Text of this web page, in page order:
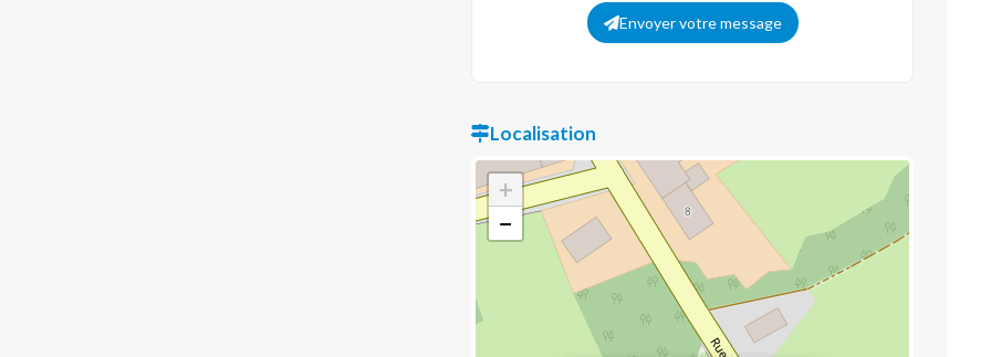
Envoyer votre message
Localisation
+
−